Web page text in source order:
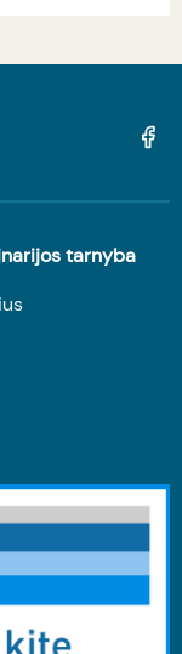
tarnyba